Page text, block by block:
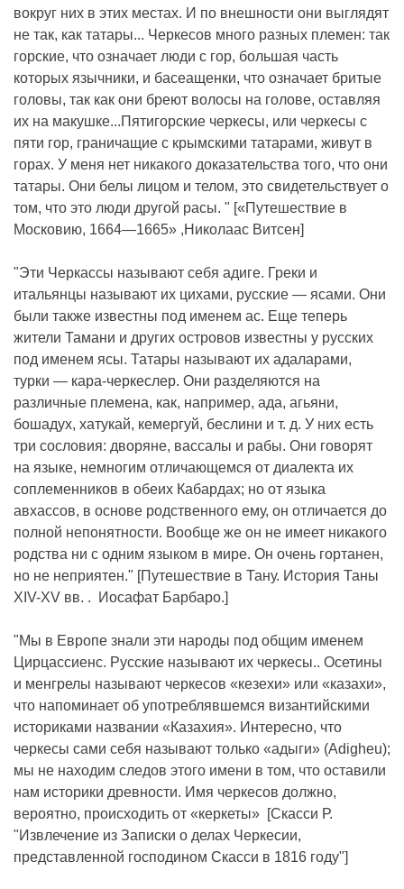
вокруг них в этих местах. И по внешности они выглядят
не так, как татары... Черкесов много разных племен: так
горские, что означает люди с гор, большая часть
которых язычники, и басеащенки, что означает бритые
головы, так как они бреют волосы на голове, оставляя
их на макушке...Пятигорские черкесы, или черкесы с
пяти гор, граничащие с крымскими татарами, живут в
горах. У меня нет никакого доказательства того, что они
татары. Они белы лицом и телом, это свидетельствует о
том, что это люди другой расы. " [«Путешествие в
Московию, 1664—1665» ,Николаас Витсен]
"Эти Черкассы называют себя адиге. Греки и
итальянцы называют их цихами, русские — ясами. Они
были также известны под именем ас. Еще теперь
жители Тамани и других островов известны у русских
под именем ясы. Татары называют их адаларами,
турки — кара-черкеслер. Они разделяются на
различные племена, как, например, ада, агьяни,
бошадух, хатукай, кемергуй, беслини и т. д. У них есть
три сословия: дворяне, вассалы и рабы. Они говорят
на языке, немногим отличающемся от диалекта их
соплеменников в обеих Кабардах; но от языка
авхассов, в основе родственного ему, он отличается до
полной непонятности. Вообще же он не имеет никакого
родства ни с одним языком в мире. Он очень гортанен,
но не неприятен." [Путешествие в Тану. История Таны
XIV-XV вв. . Иосафат Барбаро.]
"Мы в Европе знали эти народы под общим именем
Цирцассиенс. Русские называют их черкесы.. Осетины
и менгрелы называют черкесов «кезехи» или «казахи»,
что напоминает об употреблявшемся византийскими
историками названии «Казахия». Интересно, что
черкесы сами себя называют только «адыги» (Adigheu);
мы не находим следов этого имени в том, что оставили
нам историки древности. Имя черкесов должно,
вероятно, происходить от «керкеты» [Скасси Р.
"Извлечение из Записки о делах Черкесии,
представленной господином Скасси в 1816 году"]